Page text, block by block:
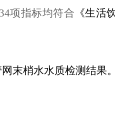
4项指标均符合 《生活
末梢水水质检测结果。